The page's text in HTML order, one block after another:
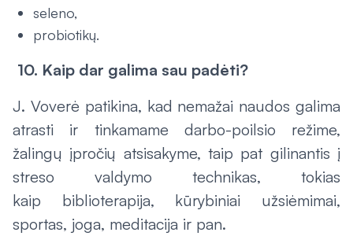
seleno,
probiotikų.
10. Kaip dar galima sau padėti?
J. Voverė patikina, kad nemažai naudos galima
atrasti ir tinkamame darbo-poilsio režime,
žalingų įpročių atsisakyme, taip pat gilinantis į
streso valdymo technikas, tokias
kaip biblioterapija, kūrybiniai užsiėmimai,
sportas, joga, meditacija ir pan.